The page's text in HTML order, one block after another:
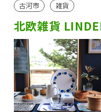
古河市 雑貨
北欧雑貨